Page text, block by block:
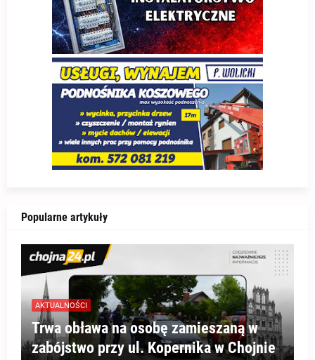
Popularne artykuły
AKTUALNOŚCI
Trwa obława na osobę zamieszaną w
zabójstwo przy ul. Kopernika w Chojnie